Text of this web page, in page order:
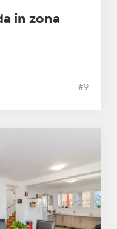
in zona
#9